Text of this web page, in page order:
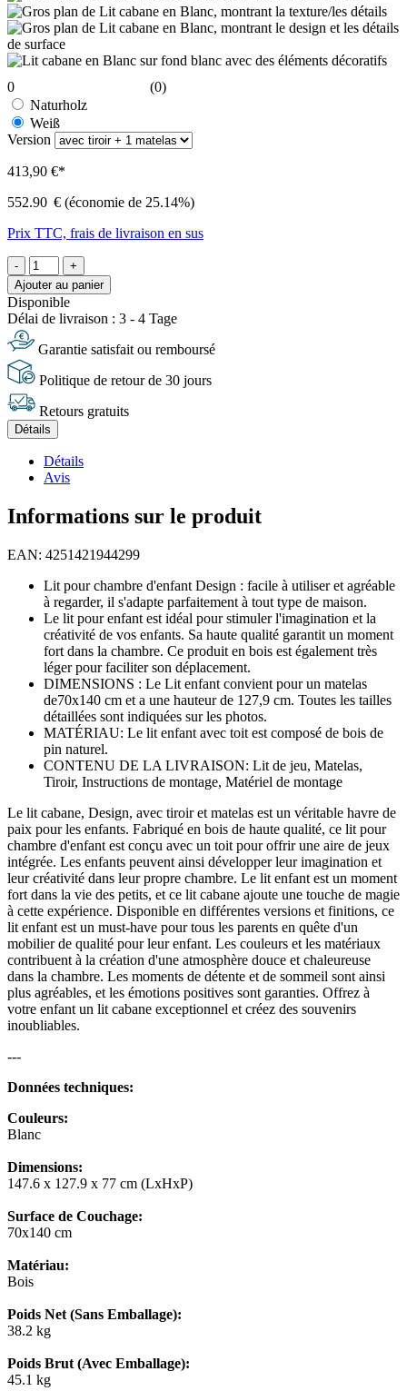
0
(0)
Naturholz
Weiß
Version
413,90 €*
552.90 € (économie de 25.14%)
Prix TTC, frais de livraison en sus
-
+
Ajouter au panier
Disponible
Délai de livraison : 3 - 4 Tage
Garantie satisfait ou remboursé
Politique de retour de 30 jours
Retours gratuits
Détails
Détails
Avis
Informations sur le produit
EAN: 4251421944299
Lit pour chambre d'enfant Design : facile à utiliser et agréable
à regarder, il s'adapte parfaitement à tout type de maison.
Le lit pour enfant est idéal pour stimuler l'imagination et la
créativité de vos enfants. Sa haute qualité garantit un moment
fort dans la chambre. Ce produit en bois est également très
léger pour faciliter son déplacement.
DIMENSIONS : Le Lit enfant convient pour un matelas
de70x140 cm et a une hauteur de 127,9 cm. Toutes les tailles
détaillées sont indiquées sur les photos.
MATÉRIAU: Le lit enfant avec toit est composé de bois de
pin naturel.
CONTENU DE LA LIVRAISON: Lit de jeu, Matelas,
Tiroir, Instructions de montage, Matériel de montage
Le lit cabane, Design, avec tiroir et matelas est un véritable havre de
paix pour les enfants. Fabriqué en bois de haute qualité, ce lit pour
chambre d'enfant est conçu avec un toit pour offrir une aire de jeux
intégrée. Les enfants peuvent ainsi développer leur imagination et
leur créativité dans leur propre chambre. Le lit enfant est un moment
fort dans la vie des petits, et ce lit cabane ajoute une touche de magie
à cette expérience. Disponible en différentes versions et finitions, ce
lit enfant est un must-have pour tous les parents en quête d'un
mobilier de qualité pour leur enfant. Les couleurs et les matériaux
contribuent à la création d'une atmosphère douce et chaleureuse
dans la chambre. Les moments de détente et de sommeil sont ainsi
plus agréables, et les émotions positives sont garanties. Offrez à
votre enfant un lit cabane exceptionnel et créez des souvenirs
inoubliables.
---
Données techniques:
Couleurs:
Blanc
Dimensions:
147.6 x 127.9 x 77 cm (LxHxP)
Surface de Couchage:
70x140 cm
Matériau:
Bois
Poids Net (Sans Emballage):
38.2 kg
Poids Brut (Avec Emballage):
45.1 kg